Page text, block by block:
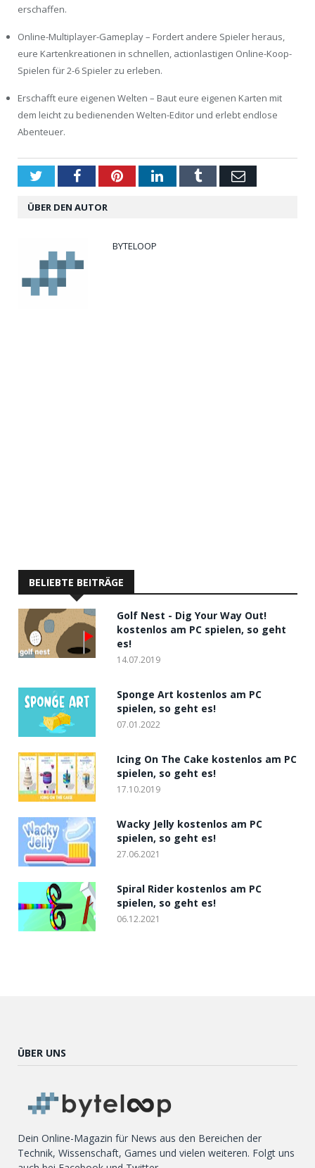
erschaffen.
Online-Multiplayer-Gameplay – Fordert andere Spieler heraus,
eure Kartenkreationen in schnellen, actionlastigen Online-Koop-
Spielen für 2-6 Spieler zu erleben.
Erschafft eure eigenen Welten – Baut eure eigenen Karten mit
dem leicht zu bedienenden Welten-Editor und erlebt endlose
Abenteuer.
TwitterFacebookPinterestLinkedInTumblrEmail
ÜBER DEN AUTOR
BYTELOOP
BELIEBTE BEITRÄGE
Golf Nest - Dig Your Way Out!
kostenlos am PC spielen, so geht
es!
14.07.2019
Sponge Art kostenlos am PC
spielen, so geht es!
07.01.2022
Icing On The Cake kostenlos am PC
spielen, so geht es!
17.10.2019
Wacky Jelly kostenlos am PC
spielen, so geht es!
27.06.2021
Spiral Rider kostenlos am PC
spielen, so geht es!
06.12.2021
ÜBER UNS
Dein Online-Magazin für News aus den Bereichen der
Technik, Wissenschaft, Games und vielen weiteren. Folgt uns